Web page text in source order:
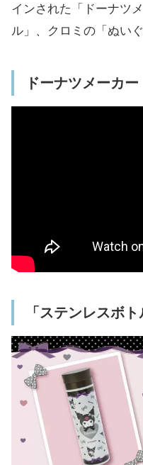
インされた「ドーナツ
ル」、クロミの「ぬい
ドーナツメーカー
「ステンレスボ